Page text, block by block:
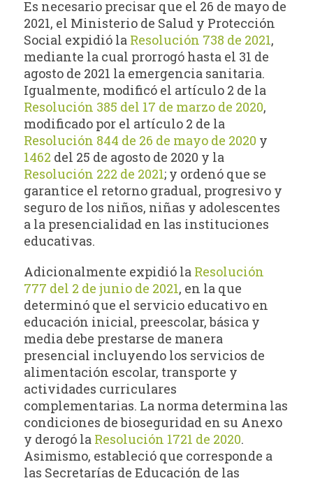
Es necesario precisar que el 26 de mayo de
2021, el Ministerio de Salud y Protección
Social expidió la Resolución 738 de 2021,
mediante la cual prorrogó hasta el 31 de
agosto de 2021 la emergencia sanitaria.
Igualmente, modificó el artículo 2 de la
Resolución 385 del 17 de marzo de 2020,
modificado por el artículo 2 de la
Resolución 844 de 26 de mayo de 2020 y
1462 del 25 de agosto de 2020 y la
Resolución 222 de 2021; y ordenó que se
garantice el retorno gradual, progresivo y
seguro de los niños, niñas y adolescentes
a la presencialidad en las instituciones
educativas.
Adicionalmente expidió la Resolución
777 del 2 de junio de 2021, en la que
determinó que el servicio educativo en
educación inicial, preescolar, básica y
media debe prestarse de manera
presencial incluyendo los servicios de
alimentación escolar, transporte y
actividades curriculares
complementarias. La norma determina las
condiciones de bioseguridad en su Anexo
y derogó la Resolución 1721 de 2020.
Asimismo, estableció que corresponde a
las Secretarías de Educación de las